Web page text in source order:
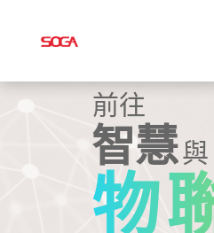
content
解決
商品
智慧與
前往
物